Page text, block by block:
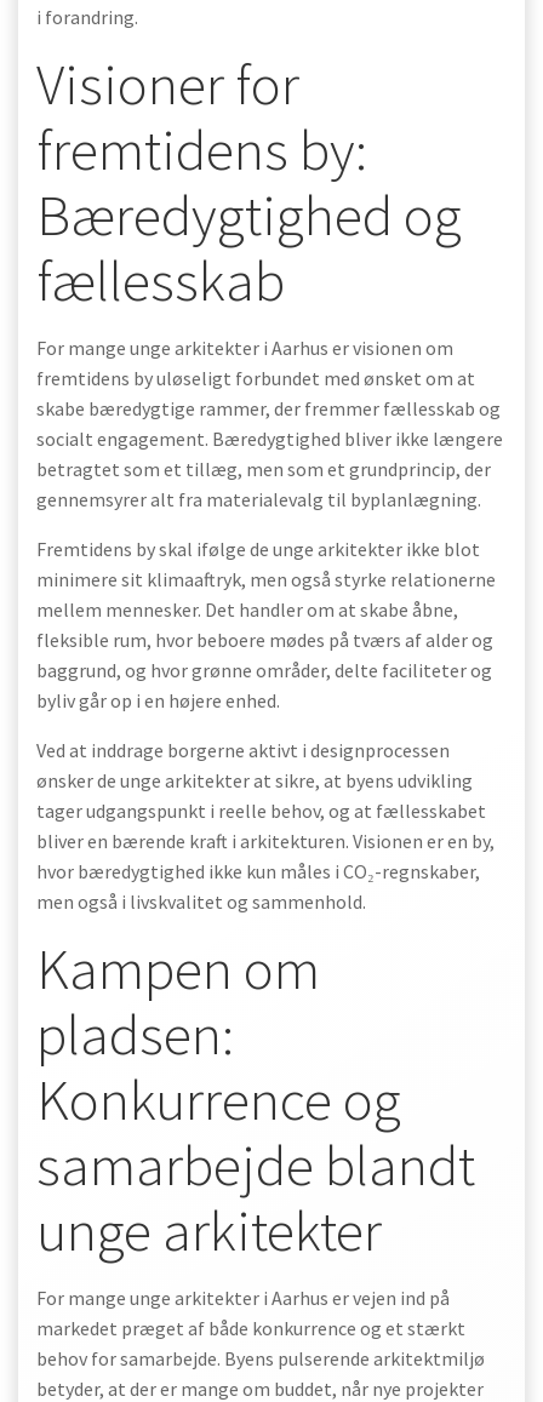
i forandring.
Visioner for
fremtidens by:
Bæredygtighed og
fællesskab
For mange unge arkitekter i Aarhus er visionen om
fremtidens by uløseligt forbundet med ønsket om at
skabe bæredygtige rammer, der fremmer fællesskab og
socialt engagement. Bæredygtighed bliver ikke længere
betragtet som et tillæg, men som et grundprincip, der
gennemsyrer alt fra materialevalg til byplanlægning.
Fremtidens by skal ifølge de unge arkitekter ikke blot
minimere sit klimaaftryk, men også styrke relationerne
mellem mennesker. Det handler om at skabe åbne,
fleksible rum, hvor beboere mødes på tværs af alder og
baggrund, og hvor grønne områder, delte faciliteter og
byliv går op i en højere enhed.
Ved at inddrage borgerne aktivt i designprocessen
ønsker de unge arkitekter at sikre, at byens udvikling
tager udgangspunkt i reelle behov, og at fællesskabet
bliver en bærende kraft i arkitekturen. Visionen er en by,
hvor bæredygtighed ikke kun måles i CO₂-regnskaber,
men også i livskvalitet og sammenhold.
Kampen om
pladsen:
Konkurrence og
samarbejde blandt
unge arkitekter
For mange unge arkitekter i Aarhus er vejen ind på
markedet præget af både konkurrence og et stærkt
behov for samarbejde. Byens pulserende arkitektmiljø
betyder, at der er mange om buddet, når nye projekter